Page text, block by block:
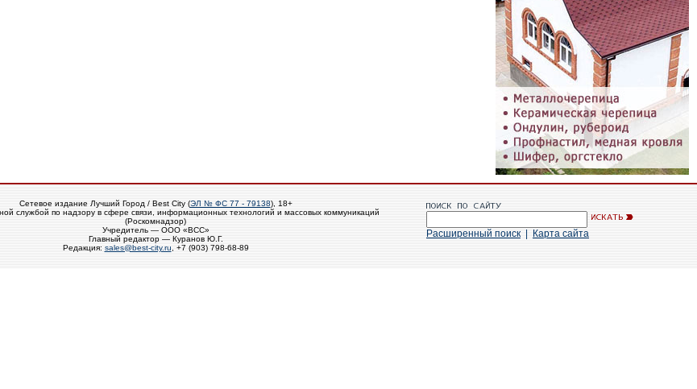
Сетевое издание Лучший Город / Best City (ЭЛ № ФС 77 - 79138), 18+
службой по надзору в сфере связи, информационных технологий и массовых коммуникаций
(Роскомнадзор)
Учредитель — ООО «ВСС»
Главный редактор — Куранов Ю.Г.
Редакция: sales@best-city.ru , +7 (903) 798-68-89
Расширенный поиск Карта сайта